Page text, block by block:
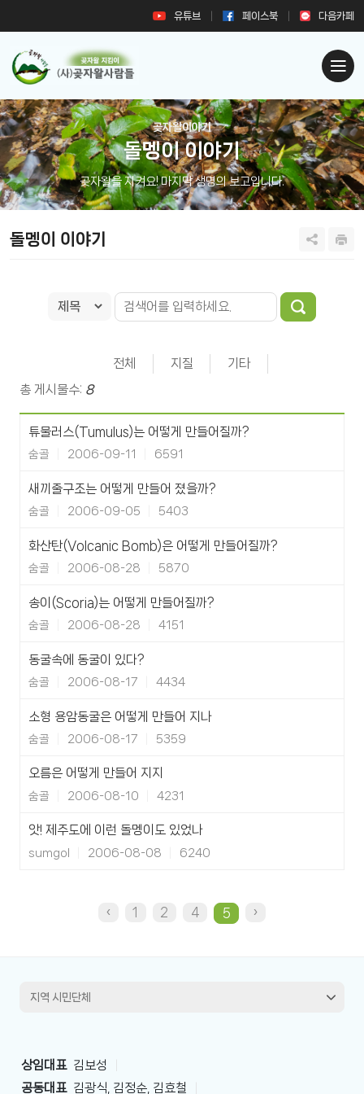
유튜브 페이스북 다음카페
곶자왈이야기
돌멩이 이야기
곶자왈을 지켜요! 마지막 생명의 보고입니다.
돌멩이 이야기
전체 지질
기타
총 게시물수: 8
튜물러스(Tumulus)는 어떻게 만들어질까?
숨골 2006-09-11 6591
새끼줄구조는 어떻게 만들어 졌을까?
숨골 2006-09-05 5403
화산탄(Volcanic Bomb)은 어떻게 만들어질까?
숨골 2006-08-28 5870
송이(Scoria)는 어떻게 만들어질까?
숨골 2006-08-28 4151
동굴속에 동굴이 있다?
숨골 2006-08-17 4434
소형 용암동굴은 어떻게 만들어 지나
숨골 2006-08-17 5359
오름은 어떻게 만들어 지지
숨골 2006-08-10 4231
앗! 제주도에 이런 돌멩이도 있었나
sumgol 2006-08-08 6240
‹ 1 2 4 5 ›
상임대표 김보성
공동대표 김광식, 김정순, 김효철